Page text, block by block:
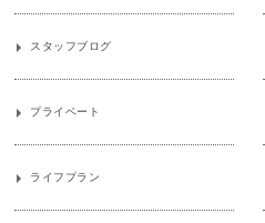
スタッフブログ
プライベート
ライフプラン